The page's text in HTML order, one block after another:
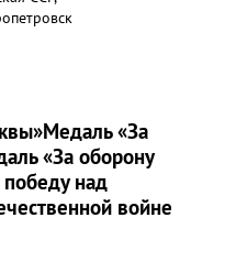
Медаль «За
«За оборону
над
войне